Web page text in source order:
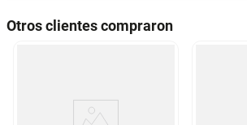
Otros clientes compraron